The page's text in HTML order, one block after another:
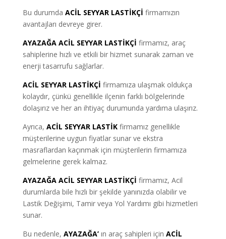
Bu durumda ACİL SEYYAR LASTİKÇİ firmamızın
avantajları devreye girer.
AYAZAĞA ACİL SEYYAR LASTİKÇİ firmamız, araç
sahiplerine hızlı ve etkili bir hizmet sunarak zaman ve
enerji tasarrufu sağlarlar.
ACİL SEYYAR LASTİKÇİ firmamıza ulaşmak oldukça
kolaydır, çünkü genellikle ilçenin farklı bölgelerinde
dolaşırız ve her an ihtiyaç durumunda yardıma ulaşırız.
Ayrıca, ACİL SEYYAR LASTİKfirmamız genellikle
müşterilerine uygun fiyatlar sunar ve ekstra
masraflardan kaçınmak için müşterilerin firmamıza
gelmelerine gerek kalmaz.
AYAZAĞA ACİL SEYYAR LASTİKÇİ firmamız, Acil
durumlarda bile hızlı bir şekilde yanınızda olabilir ve
Lastik Değişimi, Tamir veya Yol Yardımı gibi hizmetleri
sunar.
Bu nedenle, AYAZAĞA’ın araç sahipleri için ACİL